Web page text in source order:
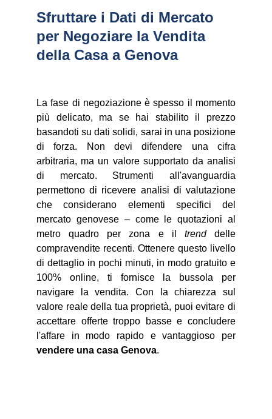
Sfruttare i Dati di Mercato
per Negoziare la Vendita
della Casa a Genova
La fase di negoziazione è spesso il momento
più delicato, ma se hai stabilito il prezzo
basandoti su dati solidi, sarai in una posizione
di forza. Non devi difendere una cifra
arbitraria, ma un valore supportato da analisi
di mercato. Strumenti all'avanguardia
permettono di ricevere analisi di valutazione
che considerano elementi specifici del
mercato genovese – come le quotazioni al
metro quadro per zona e il trenddelle
compravendite recenti. Ottenere questo livello
di dettaglio in pochi minuti, in modo gratuito e
100% online, ti fornisce la bussola per
navigare la vendita. Con la chiarezza sul
valore reale della tua proprietà, puoi evitare di
accettare offerte troppo basse e concludere
l'affare in modo rapido e vantaggioso per
vendere una casa Genova.